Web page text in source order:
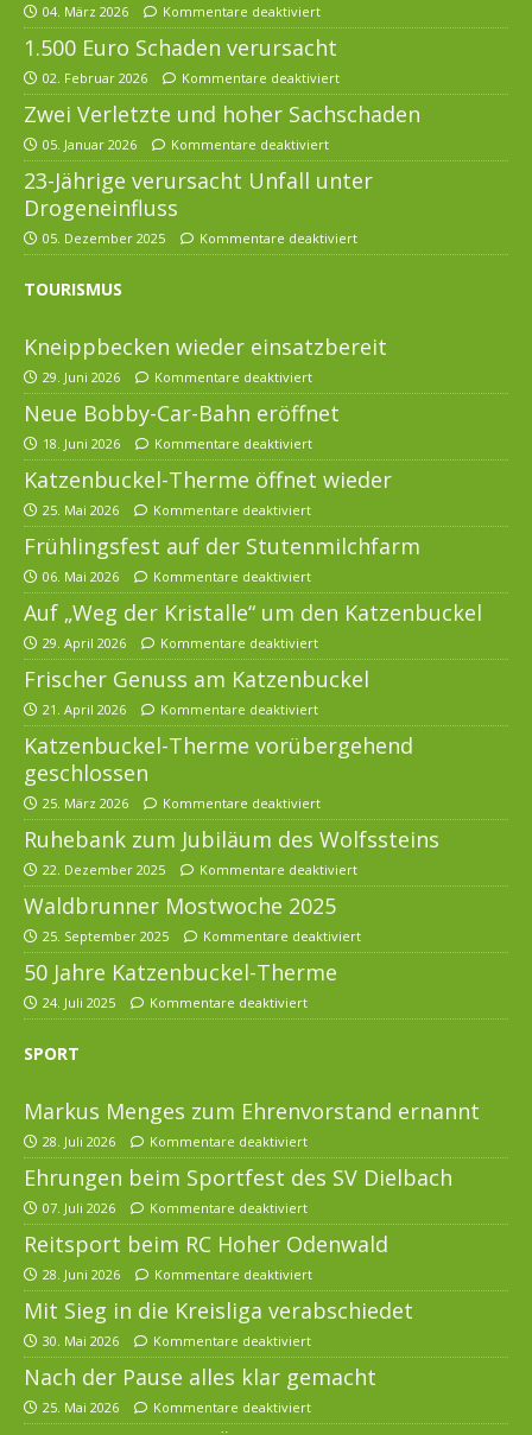
04. März 2026 Kommentare deaktiviert
1.500 Euro Schaden verursacht
02. Februar 2026 Kommentare deaktiviert
Zwei Verletzte und hoher Sachschaden
05. Januar 2026 Kommentare deaktiviert
23-Jährige verursacht Unfall unter
Drogeneinfluss
05. Dezember 2025 Kommentare deaktiviert
TOURISMUS
Kneippbecken wieder einsatzbereit
29. Juni 2026 Kommentare deaktiviert
Neue Bobby-Car-Bahn eröffnet
18. Juni 2026 Kommentare deaktiviert
Katzenbuckel-Therme öffnet wieder
25. Mai 2026 Kommentare deaktiviert
Frühlingsfest auf der Stutenmilchfarm
06. Mai 2026 Kommentare deaktiviert
Auf „Weg der Kristalle“ um den Katzenbuckel
29. April 2026 Kommentare deaktiviert
Frischer Genuss am Katzenbuckel
21. April 2026 Kommentare deaktiviert
Katzenbuckel-Therme vorübergehend
geschlossen
25. März 2026 Kommentare deaktiviert
Ruhebank zum Jubiläum des Wolfssteins
22. Dezember 2025 Kommentare deaktiviert
Waldbrunner Mostwoche 2025
25. September 2025 Kommentare deaktiviert
50 Jahre Katzenbuckel-Therme
24. Juli 2025 Kommentare deaktiviert
SPORT
Markus Menges zum Ehrenvorstand ernannt
28. Juli 2026 Kommentare deaktiviert
Ehrungen beim Sportfest des SV Dielbach
07. Juli 2026 Kommentare deaktiviert
Reitsport beim RC Hoher Odenwald
28. Juni 2026 Kommentare deaktiviert
Mit Sieg in die Kreisliga verabschiedet
30. Mai 2026 Kommentare deaktiviert
Nach der Pause alles klar gemacht
25. Mai 2026 Kommentare deaktiviert